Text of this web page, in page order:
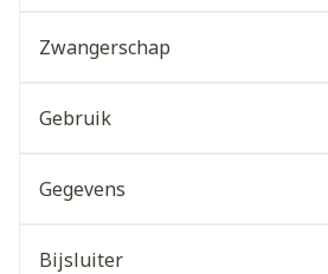
Zwangerschap
Gebruik
Gegevens
Bijsluiter